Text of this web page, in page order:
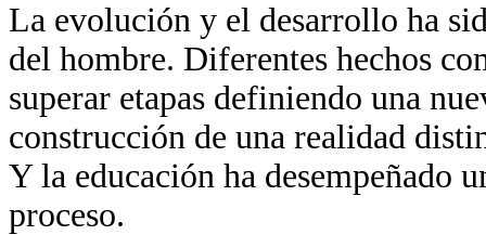
La evolución y el desarrollo ha
del hombre. Diferentes hechos
superar etapas definiendo una
construcción de una realidad
Y la educación ha desempeñado
proceso.